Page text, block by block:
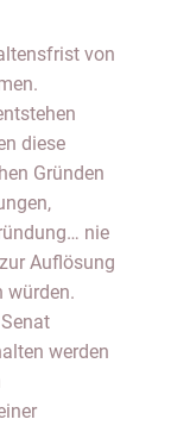
von
diese
Gründen
nie
Auflösung
würden.
werden